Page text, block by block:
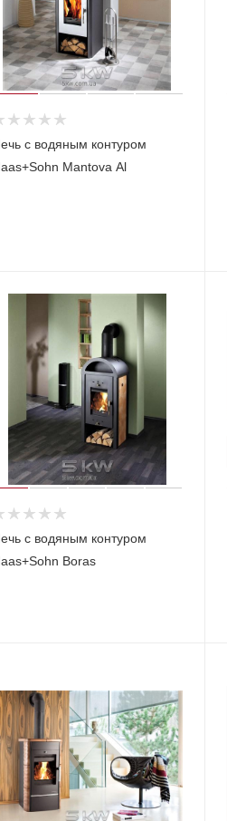
с водяным контуром
Mantova Al
с водяным контуром
Boras